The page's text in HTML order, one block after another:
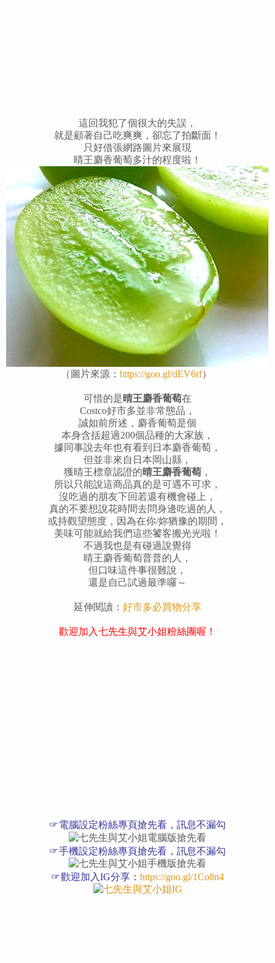
這回我犯了個很大的失誤，
就是顧著自己吃爽爽，卻忘了拍斷面！
只好借張網路圖片來展現
晴王麝香葡萄多汁的程度啦！
（圖片來源： https://goo.gl/dEV6rf）
可惜的是晴王麝香葡萄在
Costco好市多並非常態品，
誠如前所述， 麝香葡萄是個
本身含括超過200個品種的大家族，
據同事說去年也有看到日本麝香葡萄，
但並非來自日本岡山縣，
獲晴王標章認證的晴王麝香葡萄 ，
所以只能說這商品真的是可遇不可求，
沒吃過的朋友下回若還有機會碰上，
真的不要想說花時間去問身邊吃過的人，
或持觀望態度，因為在你/妳猶豫的期間，
美味可能就給我們這些饕客搬光光啦！
不過我也是有碰過說覺得
晴王麝香葡萄普普的人，
但口味這件事很難說，
還是自己試過最準囉～
延伸閱讀： 好市多必買物分享
歡迎加入七先生與艾小姐粉絲團喔！
☞電腦設定粉絲專頁搶先看，訊息不漏勾
☞手機設定粉絲專頁搶先看，訊息不漏勾
☞歡迎加入IG分享： https://goo.gl/1Co8n4